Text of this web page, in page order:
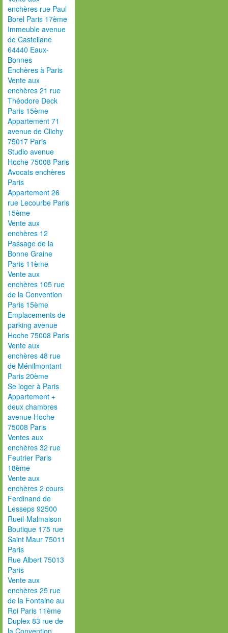
enchères rue Paul
Borel Paris 17ème
Immeuble avenue
de Castellane
64440 Eaux-
Bonnes
Enchères à Paris
Vente aux
enchères 21 rue
Théodore Deck
Paris 15ème
Appartement 71
avenue de Clichy
75017 Paris
Studio avenue
Hoche 75008 Paris
Avocats enchères
Paris
Appartement 26
rue Lecourbe Paris
15ème
Vente aux
enchères 12
Passage de la
Bonne Graine
Paris 11ème
Vente aux
enchères 105 rue
de la Convention
Paris 15ème
Emplacements de
parking avenue
Hoche 75008 Paris
Vente aux
enchères 48 rue
de Ménilmontant
Paris 20ème
Se loger à Paris
Appartement +
deux chambres
avenue Hoche
75008 Paris
Ventes aux
enchères 32 rue
Feutrier Paris
18ème
Vente aux
enchères 2 cours
Ferdinand de
Lesseps 92500
Rueil-Malmaison
Boutique 175 rue
Saint Maur 75011
Paris
Rue Albert 75013
Paris
Vente aux
enchères 25 rue
de la Fontaine au
Roi Paris 11ème
Duplex 83 rue de
la Convention